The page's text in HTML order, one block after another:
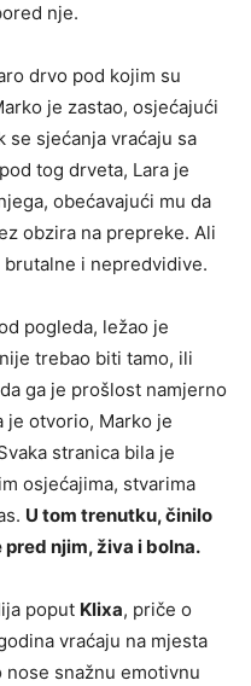
nje.
drvo pod kojim su
je zastao, osjećajući
se sjećanja vraćaju sa
tog drveta, Lara je
obećavajući mu da
obzira na prepreke. Ali
i nepredvidive.
pogleda, ležao je
trebao biti tamo, ili
ga je prošlost namjerno
je otvorio, Marko je
stranica bila je
osjećajima, stvarima
U tom trenutku, činilo
njim, živa i bolna.
poput Klixa, priče o
vraćaju na mjesta
snažnu emotivnu